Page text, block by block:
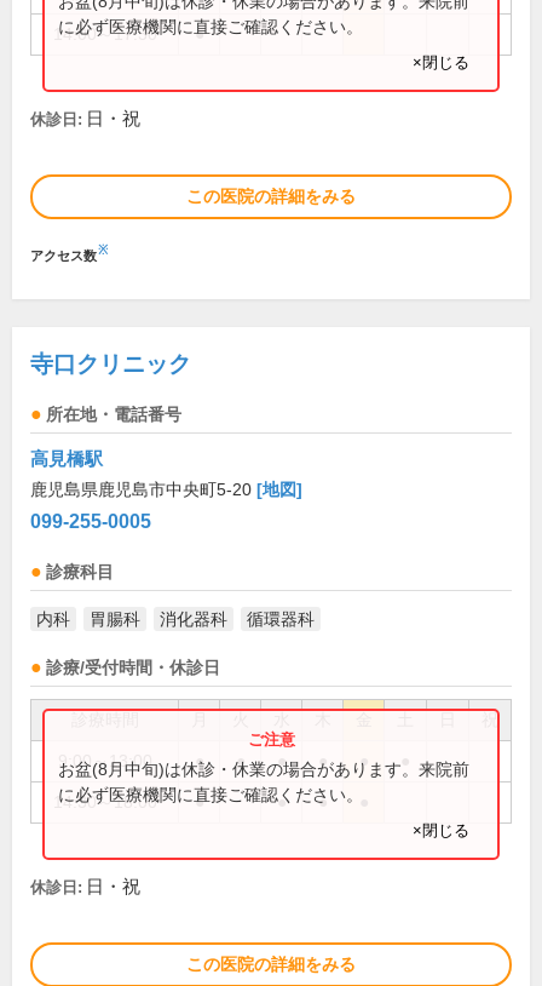
14:00～17:30 ●
に必ず医療機関に直接ご確認ください。
×閉じる
休診日: 日・祝
この医院の詳細をみる
アクセス数※
寺口クリニック
所在地・電話番号
高見橋駅
鹿児島県鹿児島市中央町5-20 [地図]
099-255-0005
診療科目
内科 胃腸科 消化器科 循環器科
診療/受付時間・休診日
祝
9:00～13:00 ● ● ● ● ●
14:30～18:00 ● ● ●
お盆(8月中旬)は休診・休業の場合があります。来院前
に必ず医療機関に直接ご確認ください。
×閉じる
休診日: 日・祝
この医院の詳細をみる